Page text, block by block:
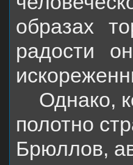
образах
радости
Однако,
полотно
Брюллов,